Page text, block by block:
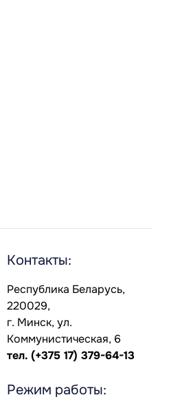
Контакты:
Республика Беларусь,
220029,
г. Минск, ул.
Коммунистическая, 6
тел. (+375 17) 379-64-13
Режим работы: